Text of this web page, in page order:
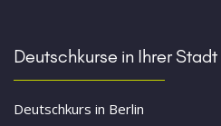
Deutschkurse in Ihrer Stadt
Deutschkurs in Berlin